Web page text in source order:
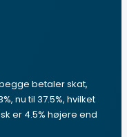
betaler skat,
nu til 37.5%, hvilket
er 4.5% højere end